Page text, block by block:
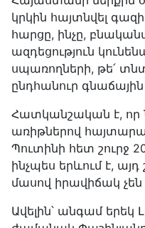
կրկին հայտնվել
հարցը, ինչը,
ազդեցություն
սպառողների, թե՛
ընդհանուր
Հատկանշական է, որ
առիթներով
Պուտինի հետ շուրջ
ինչպես երևում է,
մասով իրավիճակ չեն
Ավելին՝ անգամ